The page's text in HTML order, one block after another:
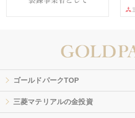
ゴールドパークTOP
三菱マテリアルの金投資